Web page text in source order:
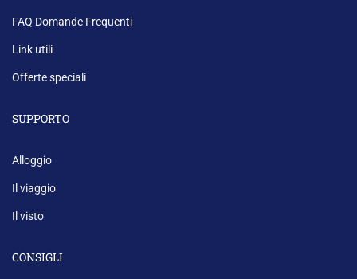
FAQ Domande Frequenti
Link utili
Offerte speciali
SUPPORTO
Alloggio
Il viaggio
Il visto
CONSIGLI